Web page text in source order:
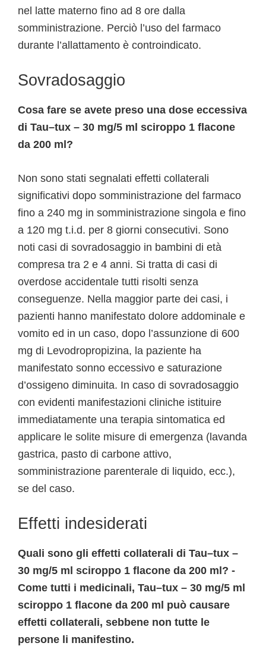
nel latte materno fino ad 8 ore dalla
somministrazione. Perciò l’uso del farmaco
durante l’allattamento è controindicato.
Sovradosaggio
Cosa fare se avete preso una dose eccessiva
di Tau–tux – 30 mg/5 ml sciroppo 1 flacone
da 200 ml?
Non sono stati segnalati effetti collaterali
significativi dopo somministrazione del farmaco
fino a 240 mg in somministrazione singola e fino
a 120 mg t.i.d. per 8 giorni consecutivi. Sono
noti casi di sovradosaggio in bambini di età
compresa tra 2 e 4 anni. Si tratta di casi di
overdose accidentale tutti risolti senza
conseguenze. Nella maggior parte dei casi, i
pazienti hanno manifestato dolore addominale e
vomito ed in un caso, dopo l’assunzione di 600
mg di Levodropropizina, la paziente ha
manifestato sonno eccessivo e saturazione
d’ossigeno diminuita. In caso di sovradosaggio
con evidenti manifestazioni cliniche istituire
immediatamente una terapia sintomatica ed
applicare le solite misure di emergenza (lavanda
gastrica, pasto di carbone attivo,
somministrazione parenterale di liquido, ecc.),
se del caso.
Effetti indesiderati
Quali sono gli effetti collaterali di Tau–tux –
30 mg/5 ml sciroppo 1 flacone da 200 ml? -
Come tutti i medicinali, Tau–tux – 30 mg/5 ml
sciroppo 1 flacone da 200 ml può causare
effetti collaterali, sebbene non tutte le
persone li manifestino.